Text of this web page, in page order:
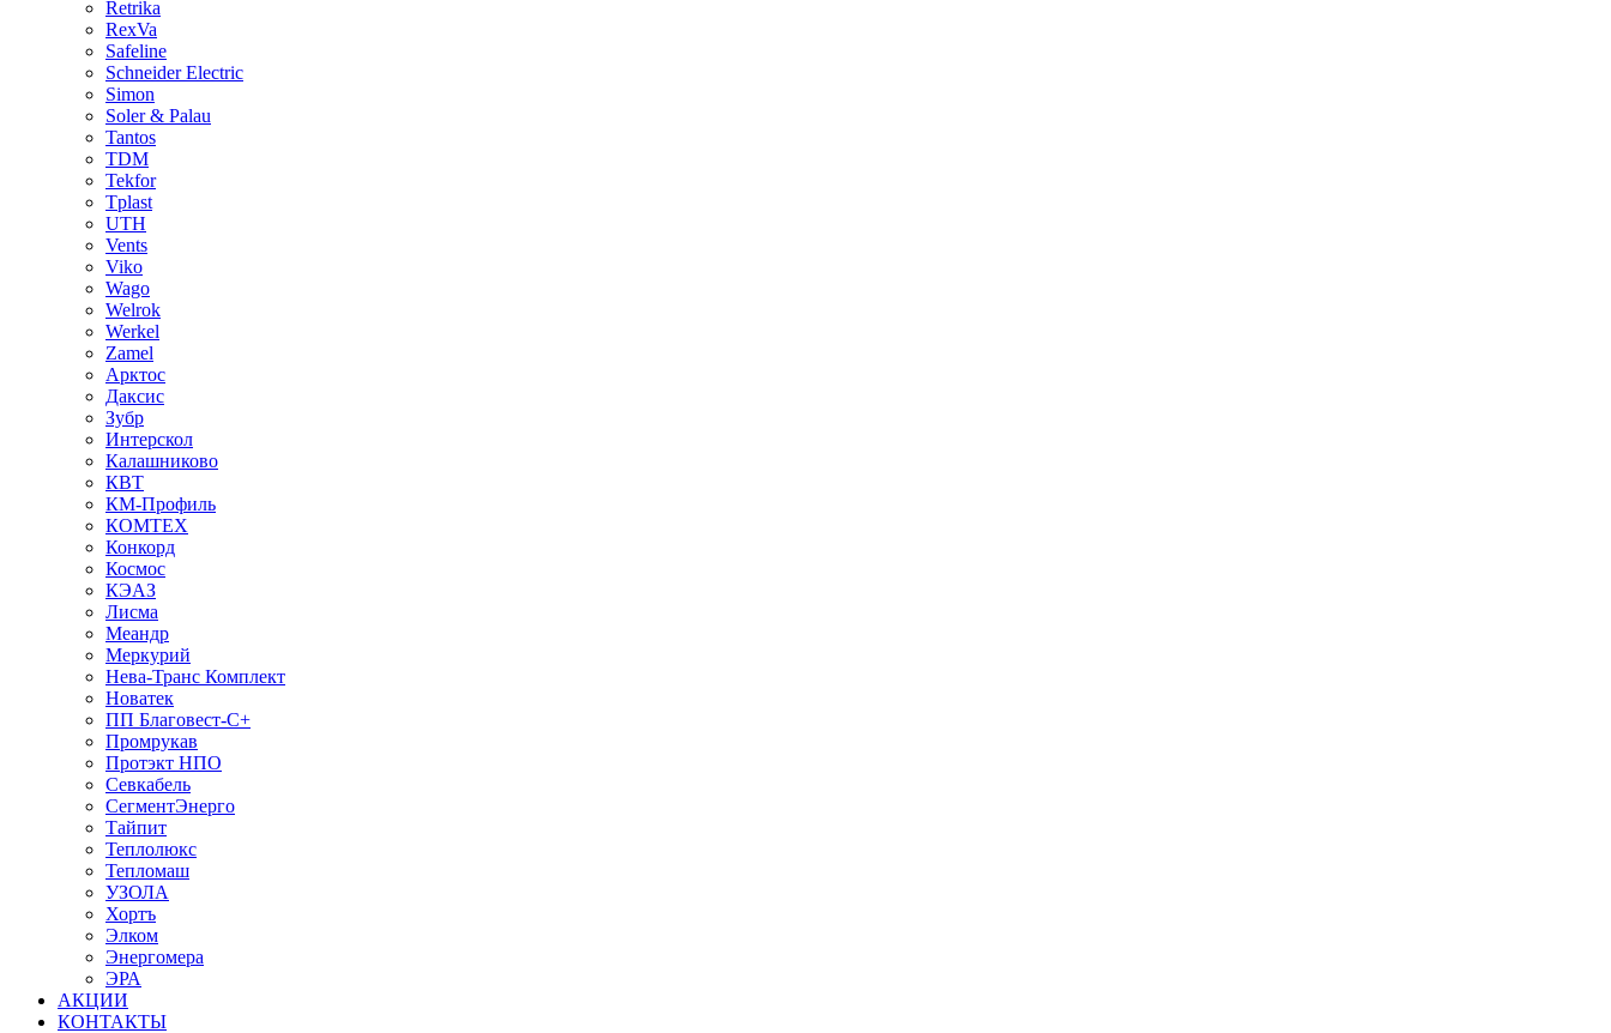
Retrika
RexVa
Safeline
Schneider Electric
Simon
Soler & Palau
Tantos
TDM
Tekfor
Tplast
UTH
Vents
Viko
Wago
Welrok
Werkel
Zamel
Арктос
Даксис
Зубр
Интерскол
Калашниково
КВТ
КМ-Профиль
КОМТЕХ
Конкорд
Космос
КЭАЗ
Лисма
Меандр
Меркурий
Нева-Транс Комплект
Новатек
ПП Благовест-С+
Промрукав
Протэкт НПО
Севкабель
СегментЭнерго
Тайпит
Теплолюкс
Тепломаш
УЗОЛА
Хортъ
Элком
Энергомера
ЭРА
АКЦИИ
КОНТАКТЫ